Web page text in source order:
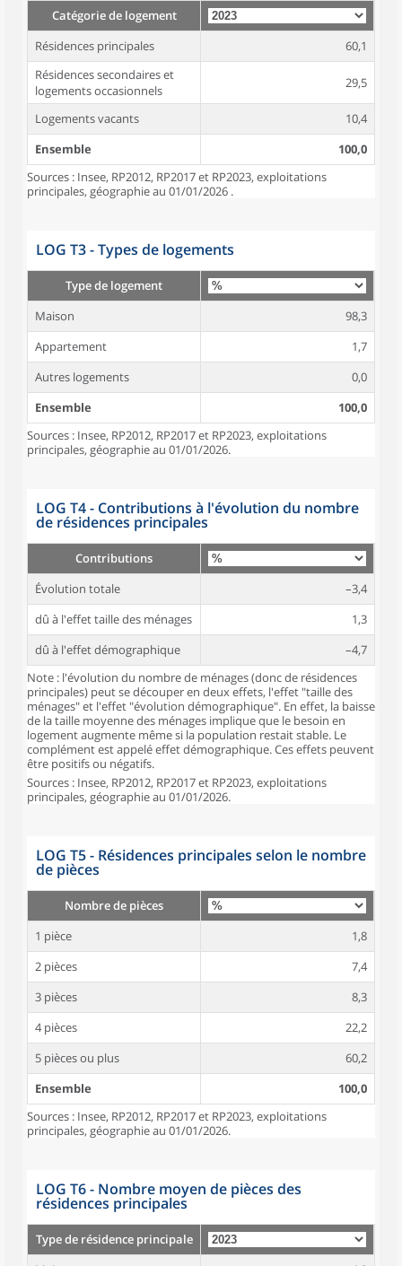
Catégorie de logement
Résidences principales
60,1
Résidences secondaires et
logements occasionnels
29,5
Logements vacants
10,4
Ensemble
100,0
Sources : Insee, RP2012, RP2017 et RP2023, exploitations
principales, géographie au 01/01/2026 .
LOG T3 - Types de logements
Type de logement
Maison
98,3
Appartement
1,7
Autres logements
0,0
Ensemble
100,0
Sources : Insee, RP2012, RP2017 et RP2023, exploitations
principales, géographie au 01/01/2026.
LOG T4 - Contributions à l'évolution du nombre
de résidences principales
Contributions
Évolution totale
–3,4
dû à l'effet taille des ménages
1,3
dû à l'effet démographique
–4,7
Note : l'évolution du nombre de ménages (donc de résidences
principales) peut se découper en deux effets, l'effet "taille des
ménages" et l'effet "évolution démographique". En effet, la baisse
de la taille moyenne des ménages implique que le besoin en
logement augmente même si la population restait stable. Le
complément est appelé effet démographique. Ces effets peuvent
être positifs ou négatifs.
Sources : Insee, RP2012, RP2017 et RP2023, exploitations
principales, géographie au 01/01/2026.
LOG T5 - Résidences principales selon le nombre
de pièces
Nombre de pièces
1 pièce
1,8
2 pièces
7,4
3 pièces
8,3
4 pièces
22,2
5 pièces ou plus
60,2
Ensemble
100,0
Sources : Insee, RP2012, RP2017 et RP2023, exploitations
principales, géographie au 01/01/2026.
LOG T6 - Nombre moyen de pièces des
résidences principales
Type de résidence principale